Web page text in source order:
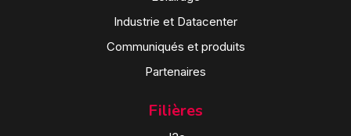
Industrie et Datacenter
Communiqués et produits
Partenaires
Filières